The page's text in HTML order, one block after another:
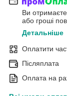
Ви
або гроші
Детальніше
Оплатити
Післяплата
Оплата на